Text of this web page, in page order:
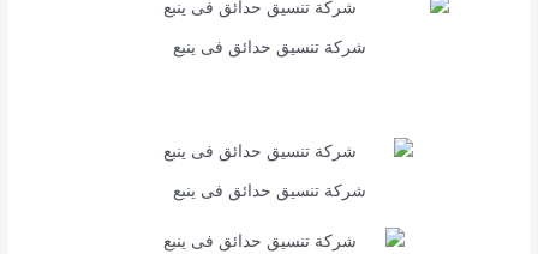
شركة تنسيق حدائق فى ينبع
شركة تنسيق حدائق فى ينبع